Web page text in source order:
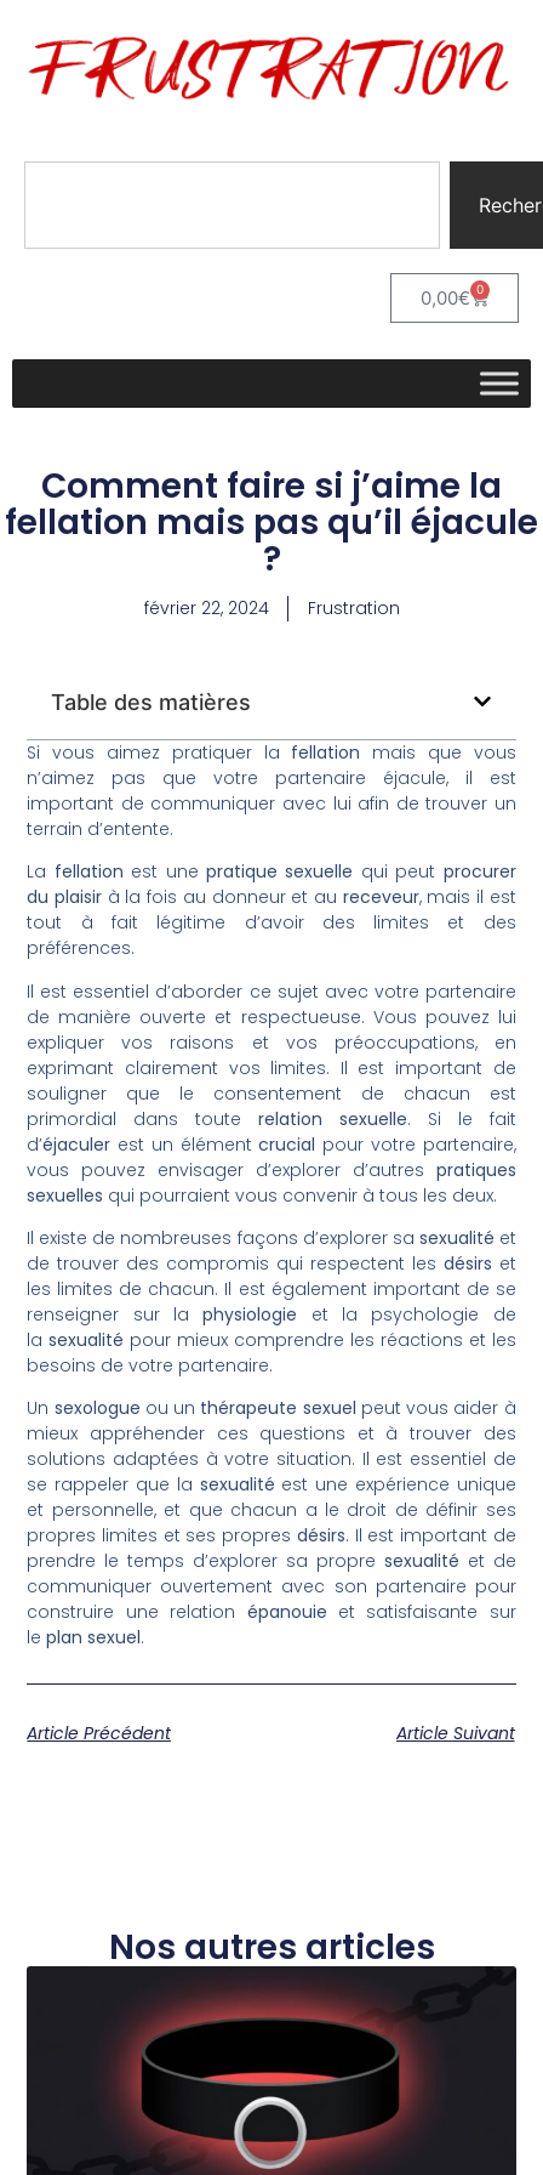
0,00€ 0
Comment faire si j’aime la
fellation mais pas qu’il éjacule
?
février 22, 2024 Frustration
Table des matières
Si vous aimez pratiquer la fellation mais que vous
n’aimez pas que votre partenaire éjacule, il est
important de communiquer avec lui afin de trouver un
terrain d’entente.
La fellation est unepratique sexuelle qui peut procurer
du plaisir à la fois au donneur et au receveur, mais il est
tout à fait légitime d’avoir des limites et des
préférences.
Il est essentiel d’aborder ce sujet avec votre partenaire
de manière ouverte et respectueuse. Vous pouvez lui
expliquer vos raisons et vos préoccupations, en
exprimant clairement vos limites. Il est important de
souligner que le consentement de chacun est
primordial dans touterelation sexuelle. Si le fait
d’éjaculer est un élémentcrucial pour votre partenaire,
vous pouvez envisager d’explorer d’autres pratiques
sexuelles qui pourraient vous convenir à tous les deux.
Il existe de nombreuses façons d’explorer sa sexualité et
de trouver des compromis qui respectent les désirs et
les limites de chacun. Il est également important de se
renseigner sur laphysiologie et la psychologie de
lasexualité pour mieux comprendre les réactions et les
besoins de votre partenaire.
Un sexologue ou un thérapeute sexuel peut vous aider à
mieux appréhender ces questions et à trouver des
solutions adaptées à votre situation. Il est essentiel de
se rappeler que la sexualité est une expérience unique
et personnelle, et que chacun a le droit de définir ses
propres limites et ses propres désirs. Il est important de
prendre le temps d’explorer sa propre sexualité et de
communiquer ouvertement avec son partenaire pour
construire une relation épanouie et satisfaisante sur
leplan sexuel.
Article Précédent Article Suivant
Nos autres articles